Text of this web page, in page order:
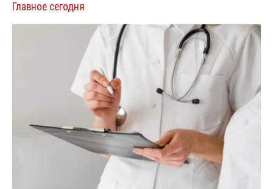
Главное сегодня